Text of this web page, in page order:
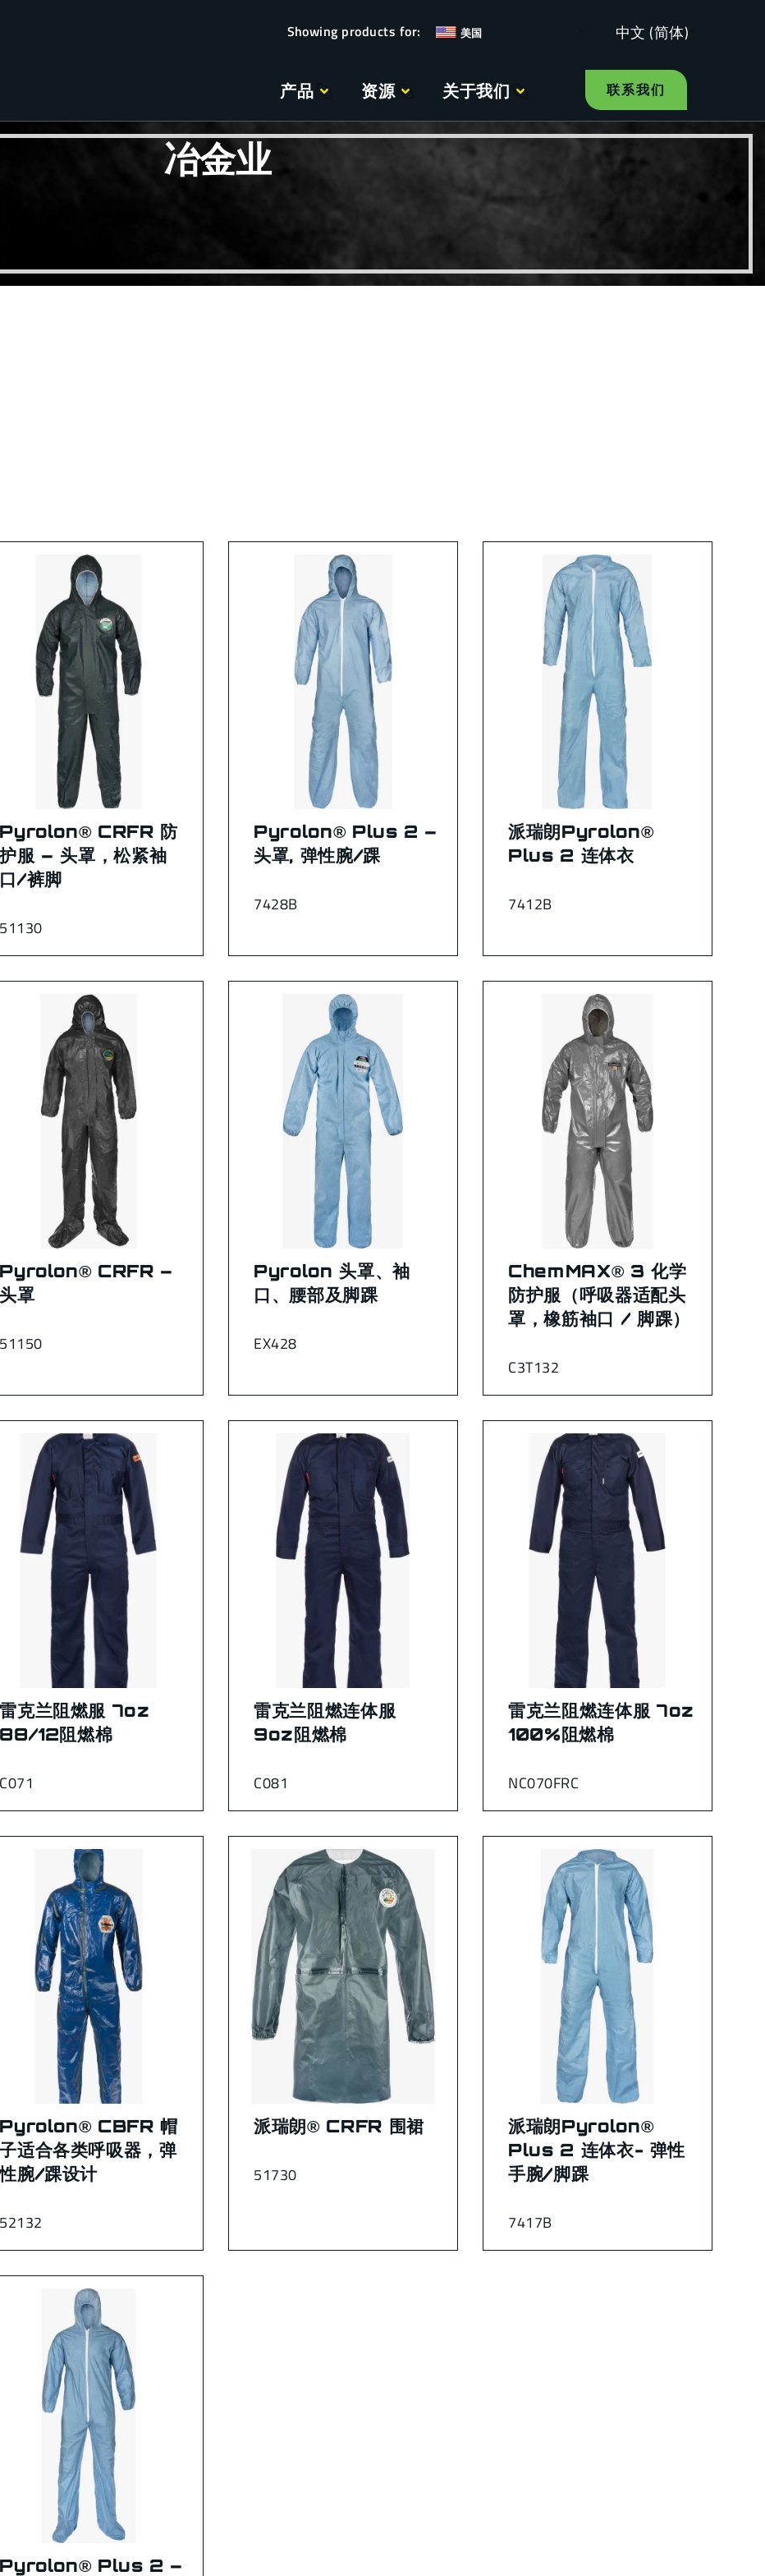
美国 中文 (简体)
产品 资源 关于我们 联系我们
冶金业
51130
Pyrolon® CRFR 防
护服 – 头罩，松紧袖
口/裤脚
7428B
Pyrolon® Plus 2 –
头罩, 弹性腕/踝
7412B
派瑞朗Pyrolon®
Plus 2 连体衣
51150
Pyrolon® CRFR –
头罩
EX428
Pyrolon 头罩、袖
口、腰部及脚踝
C3T132
ChemMAX® 3 化学
防护服（呼吸器适配头
罩，橡筋袖口 / 脚踝）
C071
雷克兰阻燃服 7oz
88/12阻燃棉
C081
雷克兰阻燃连体服
9oz阻燃棉
NC070FRC
雷克兰阻燃连体服 7oz
100%阻燃棉
52132
Pyrolon® CBFR 帽
子适合各类呼吸器，弹
性腕/踝设计
51730
派瑞朗® CRFR 围裙
7417B
派瑞朗Pyrolon®
Plus 2 连体衣- 弹性
手腕/脚踝
Pyrolon® Plus 2 –